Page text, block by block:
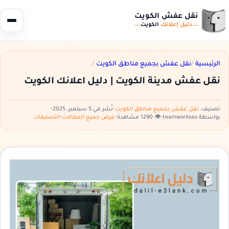
نقل عفش الكويت
دليل إعلانك الكويت
الرئيسية /نقل عفش بجميع مناطق الكويت /
نقل عفش مدينة الكويت | دليل اعلانك الكويت
تصنيف: نقل عفش بجميع مناطق الكويت•نُشر في 5 سبتمبر، 2025
•
بواسطة teamworkseo
•👁️ 1290 مشاهدة •عرض جميع المقالات•التصنيفات